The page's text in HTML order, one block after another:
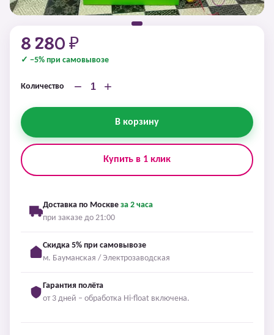
8 280 ₽
✓ −5% при самовывозе
Количество − +
В корзину
Купить в 1 клик
Доставка по Москве за 2 часа
при заказе до 21:00
Скидка 5% при самовывозе
м. Бауманская / Электрозаводская
Гарантия полёта
от 3 дней – обработка Hi-float включена.